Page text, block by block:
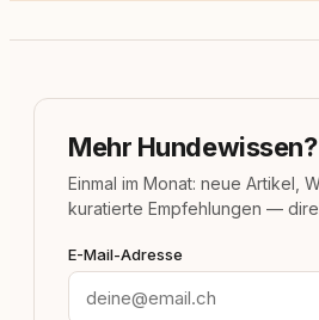
Mehr Hundewissen?
Einmal im Monat: neue Artikel,
kuratierte Empfehlungen —
E-Mail-Adresse